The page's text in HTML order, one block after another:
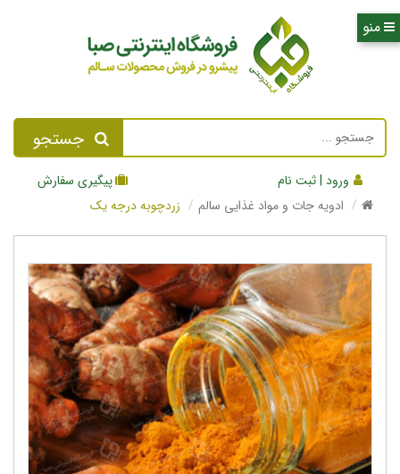
جستجو
ورود | ثبت نام
پیگیری سفارش
ادویه جات و مواد غذایی سالم
زردچوبه درجه یک